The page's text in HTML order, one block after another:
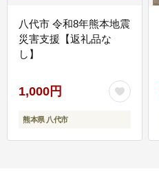
八代市 令和8年熊本地震
災害支援【返礼品な
し】
1,000円
熊本県 八代市